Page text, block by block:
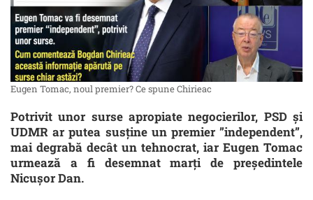
Eugen Tomac, noul premier? Ce spune Chirieac
Potrivit unor surse apropiate negocierilor, PSD și
UDMR ar putea susține un premier ”independent”,
mai degrabă decât un tehnocrat, iar Eugen Tomac
urmează a fi desemnat marți de președintele
Nicușor Dan.